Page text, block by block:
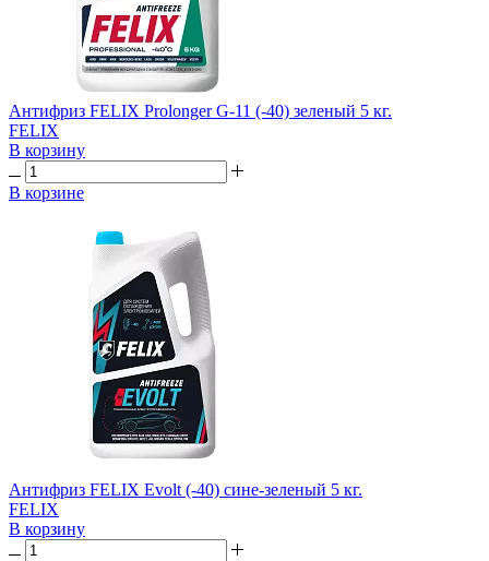
Антифриз FELIX Prolonger G-11 (-40) зеленый 5 кг.
FELIX
В корзину
В корзине
Антифриз FELIX Evolt (-40) сине-зеленый 5 кг.
FELIX
В корзину